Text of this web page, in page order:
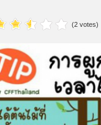
(2 votes)